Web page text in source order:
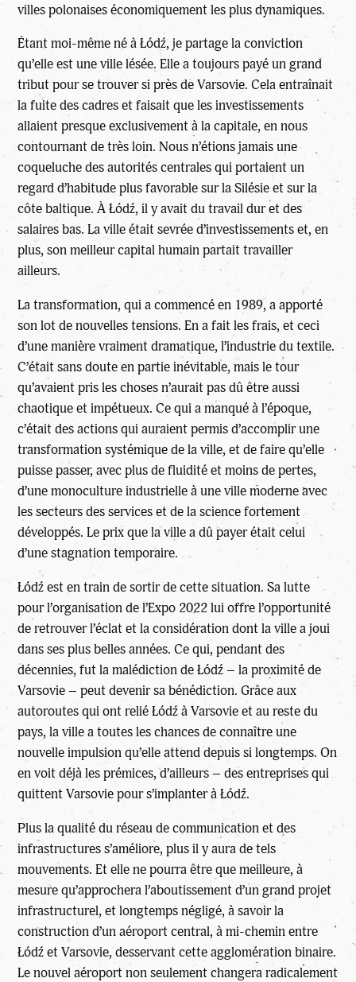
villes polonaises économiquement les plus dynamiques.
Étant moi-même né à Łódź, je partage la conviction
qu’elle est une ville lésée. Elle a toujours payé un grand
tribut pour se trouver si près de Varsovie. Cela entraînait
la fuite des cadres et faisait que les investissements
allaient presque exclusivement à la capitale, en nous
contournant de très loin. Nous n’étions jamais une
coqueluche des autorités centrales qui portaient un
regard d’habitude plus favorable sur la Silésie et sur la
côte baltique. À Łódź, il y avait du travail dur et des
salaires bas. La ville était sevrée d’investissements et, en
plus, son meilleur capital humain partait travailler
ailleurs.
La transformation, qui a commencé en 1989, a apporté
son lot de nouvelles tensions. En a fait les frais, et ceci
d’une manière vraiment dramatique, l’industrie du textile.
C’était sans doute en partie inévitable, mais le tour
qu’avaient pris les choses n’aurait pas dû être aussi
chaotique et impétueux. Ce qui a manqué à l’époque,
c’était des actions qui auraient permis d’accomplir une
transformation systémique de la ville, et de faire qu’elle
puisse passer, avec plus de fluidité et moins de pertes,
d’une monoculture industrielle à une ville moderne avec
les secteurs des services et de la science fortement
développés. Le prix que la ville a dû payer était celui
d’une stagnation temporaire.
Łódź est en train de sortir de cette situation. Sa lutte
pour l’organisation de l’Expo 2022 lui offre l’opportunité
de retrouver l’éclat et la considération dont la ville a joui
dans ses plus belles années. Ce qui, pendant des
décennies, fut la malédiction de Łódź – la proximité de
Varsovie – peut devenir sa bénédiction. Grâce aux
autoroutes qui ont relié Łódź à Varsovie et au reste du
pays, la ville a toutes les chances de connaître une
nouvelle impulsion qu’elle attend depuis si longtemps. On
en voit déjà les prémices, d’ailleurs – des entreprises qui
quittent Varsovie pour s’implanter à Łódź.
Plus la qualité du réseau de communication et des
infrastructures s’améliore, plus il y aura de tels
mouvements. Et elle ne pourra être que meilleure, à
mesure qu’approchera l’aboutissement d’un grand projet
infrastructurel, et longtemps négligé, à savoir la
construction d’un aéroport central, à mi-chemin entre
Łódź et Varsovie, desservant cette agglomération binaire.
Le nouvel aéroport non seulement changera radicalement